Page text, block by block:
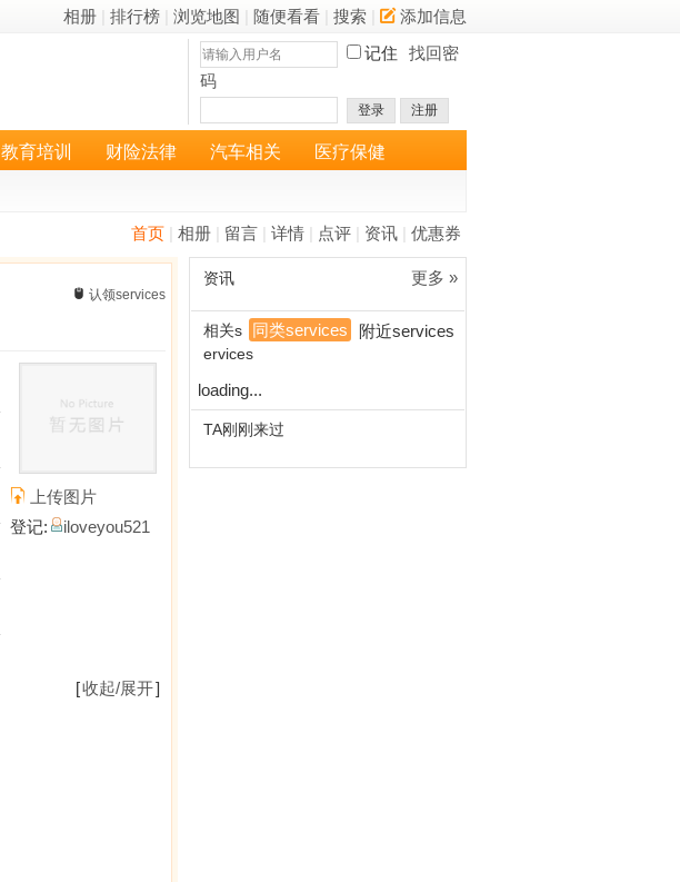
相册 排行榜 浏览地图 随便看看 搜索 添加信息
记住
找回密
码
登录 注册
教育培训 财险法律 汽车相关 医疗保健
首页 相册 留言 详情 点评 资讯 优惠券
认领services
上传图片
登记:
iloveyou521
[收起/展开]
更多 »
资讯
同类services 附近services
相关s
ervices
loading...
TA刚刚来过